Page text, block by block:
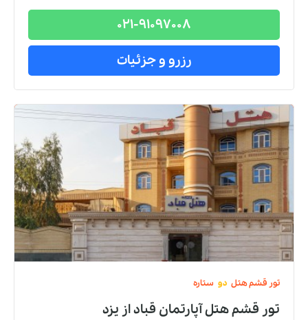
021-91097008
رزرو و جزئیات
تور قشمهتل دو ستاره
تور قشم هتل آپارتمان قباداز یزد